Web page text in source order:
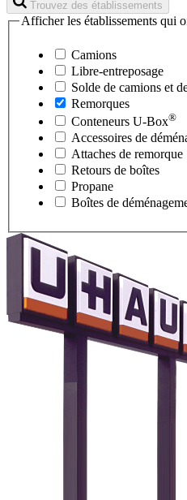
Trouvez des établissements
Afficher les établissements qui
Camions
Libre-entreposage
Solde de camions et
Remorques
Conteneurs U-Box®
Accessoires de
Attaches de remorque
Retours de boîtes
Propane
Boîtes de